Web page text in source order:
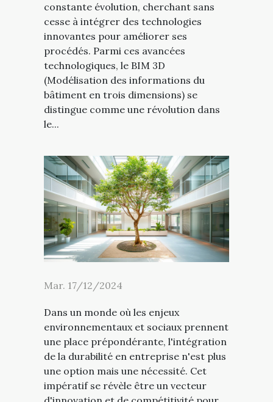
constante évolution, cherchant sans
cesse à intégrer des technologies
innovantes pour améliorer ses
procédés. Parmi ces avancées
technologiques, le BIM 3D
(Modélisation des informations du
bâtiment en trois dimensions) se
distingue comme une révolution dans
le...
Mar. 17/12/2024
Dans un monde où les enjeux
environnementaux et sociaux prennent
une place prépondérante, l'intégration
de la durabilité en entreprise n'est plus
une option mais une nécessité. Cet
impératif se révèle être un vecteur